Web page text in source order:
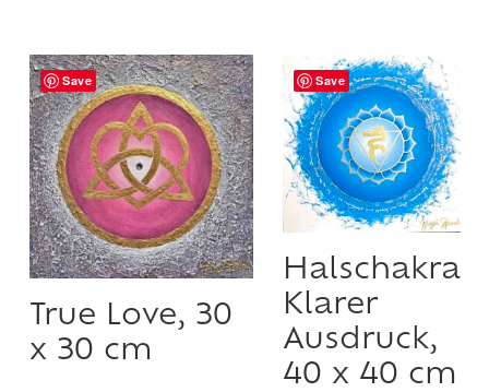
Save
True Love, 30
x 30 cm
Save
Halschakra
Klarer
Ausdruck,
40 x 40 cm